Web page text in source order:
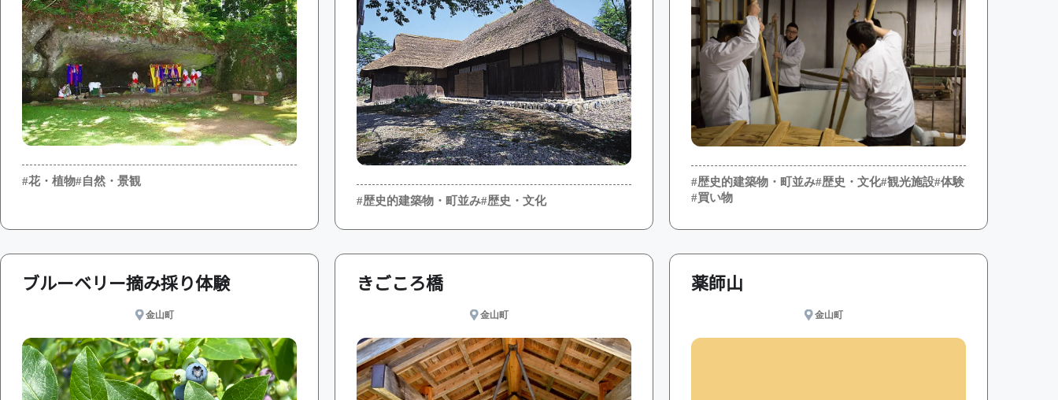
#花・植物#自然・景観
#歴史的建築物・町並み#歴史・文化
#歴史的建築物・町並み#歴史・文化#観光施設#体験
#買い物
ブルーベリー摘み採り体験
金山町
きごころ橋
金山町
薬師山
金山町